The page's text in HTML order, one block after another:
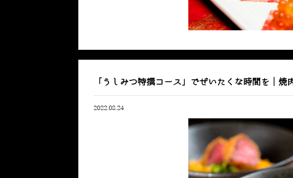
「うしみつ特撰コース」でぜいたくな時間を｜
2022.08.24